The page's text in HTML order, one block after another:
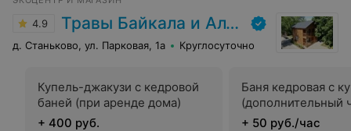
бесплатное проживание на годовщину свадьбы.
Восторг!
4.9 Травы Байкала и Алтая
д. Станьково, ул. Парковая, 1а Круглосуточно
Купель-джакузи с кедровой
баней (при аренде дома)
+ 400 руб.
Баня кедровая с
(дополнительный
+ 50 руб./час